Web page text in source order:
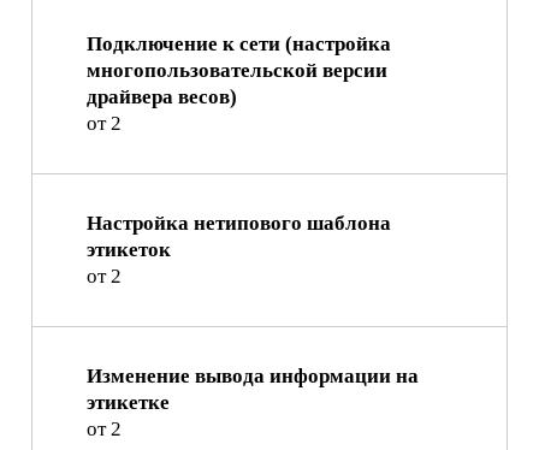
Подключение к сети (настройка
многопользовательской версии
драйвера весов)
от 2
Настройка нетипового шаблона
этикеток
от 2
Изменение вывода информации на
этикетке
от 2